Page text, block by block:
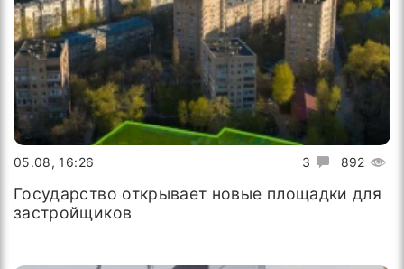
3 892
05.08, 16:26
Государство открывает новые площадки для
застройщиков